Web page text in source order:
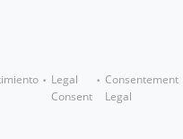
Legal
Consent
Consentement
Legal